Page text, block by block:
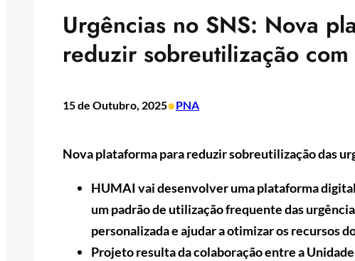
Urgências no SNS: Nova
reduzir sobreutilização
15 de Outubro, 2025•PNA
Nova plataforma para reduzir sobreutilização das
HUMAI vai desenvolver uma plataforma
um padrão de utilização frequente das
personalizada e ajudar a otimizar os recursos
Projeto resulta da colaboração entre a